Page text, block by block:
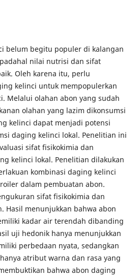
belum begitu populer di kalangan
nilai nutrisi dan sifat
Oleh karena itu, perlu
kelinci untuk mempopulerkan
Melalui olahan abon yang sudah
olahan yang lazim dikonsumsi
kelinci dapat menjadi potensi
daging kelinci lokal. Penelitian ini
sifat fisikokimia dan
kelinci lokal. Penelitian dilakukan
kombinasi daging kelinci
dalam pembuatan abon.
sifat fisikokimia dan
Hasil menunjukkan bahwa abon
kadar air terendah dibanding
uji hedonik hanya menunjukkan
perbedaan nyata, sedangkan
atribut warna dan rasa yang
bahwa abon daging